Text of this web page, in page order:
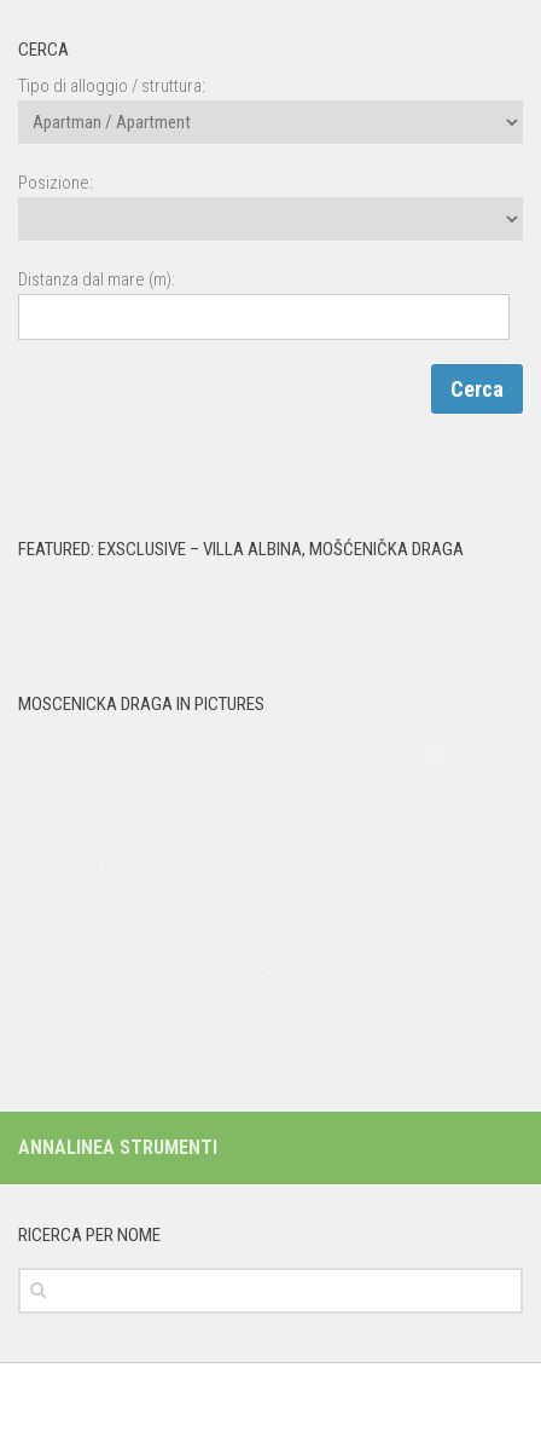
CERCA
Tipo di alloggio / struttura:
Posizione:
Distanza dal mare (m):
FEATURED: EXSCLUSIVE – VILLA ALBINA, MOŠĆENIČKA DRAGA
MOSCENICKA DRAGA IN PICTURES
ANNALINEA STRUMENTI
RICERCA PER NOME